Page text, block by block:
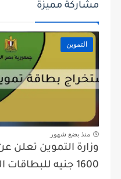
مشاركة مميزة
التموين
منذ بضع شهور
وزارة التموين تعلن
1600 جنيه للبطاقات اليوم